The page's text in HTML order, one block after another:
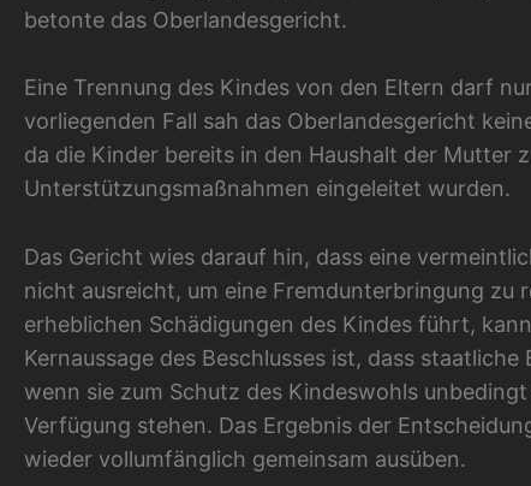
betonte das Oberlandesgericht.
Eine Trennung des Kindes von den Eltern darf
vorliegenden Fall sah das Oberlandesgericht
da die Kinder bereits in den Haushalt der Mutter
Unterstützungsmaßnahmen eingeleitet wurden.
Das Gericht wies darauf hin, dass eine
nicht ausreicht, um eine Fremdunterbringung
erheblichen Schädigungen des Kindes führt,
Kernaussage des Beschlusses ist, dass
wenn sie zum Schutz des Kindeswohls
Verfügung stehen. Das Ergebnis der
wieder vollumfänglich gemeinsam ausüben.